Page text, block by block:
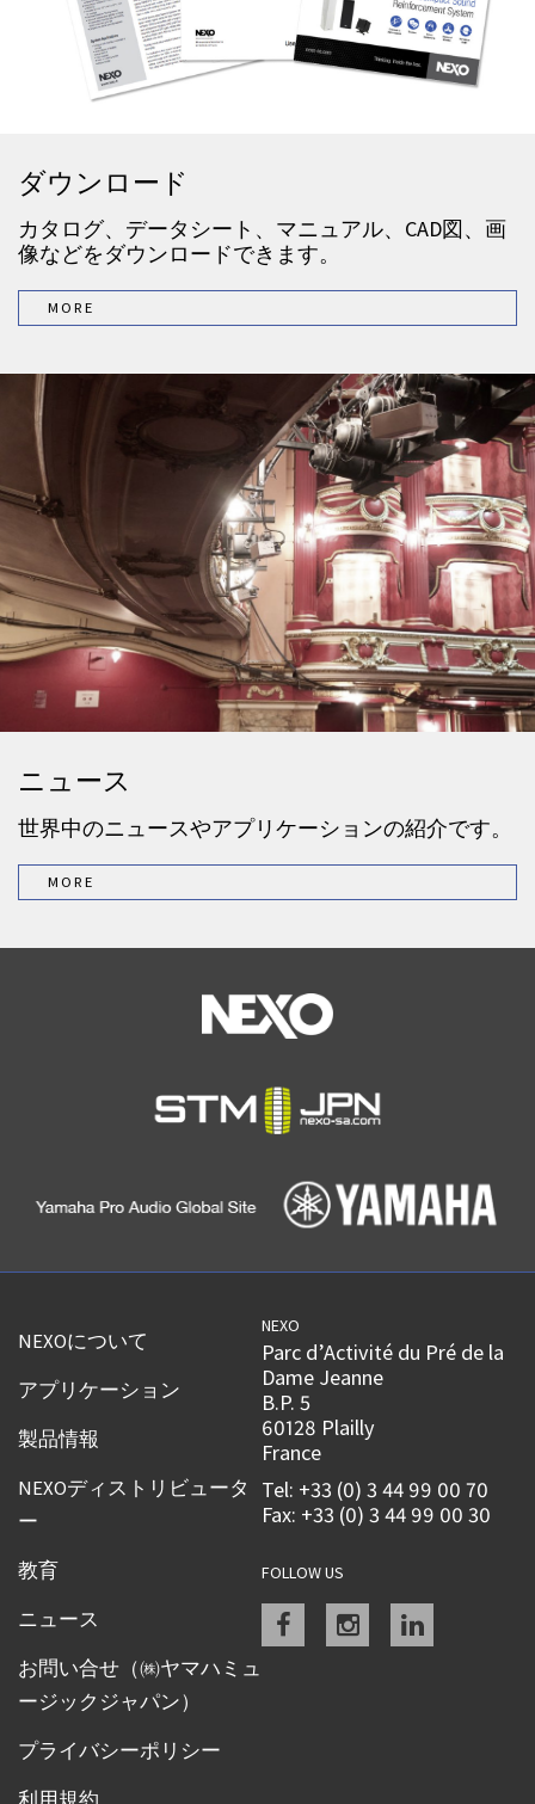
ダウンロード
カタログ、データシート、マニュアル、CAD図、画
像などをダウンロードできます。
MORE
ニュース
世界中のニュースやアプリケーションの紹介です。
MORE
NEXOについて
アプリケーション
製品情報
NEXOディストリビュータ
ー
教育
ニュース
お問い合せ（㈱ヤマハミュ
ージックジャパン）
プライバシーポリシー
NEXO
Parc d’Activité du Pré de la
Dame Jeanne
B.P. 5
60128 Plailly
France
Tel: +33 (0) 3 44 99 00 70
Fax: +33 (0) 3 44 99 00 30
FOLLOW US
Facebookinstagramlinkedin